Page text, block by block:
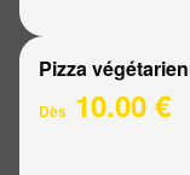
Pizza
Dès 10.00 €